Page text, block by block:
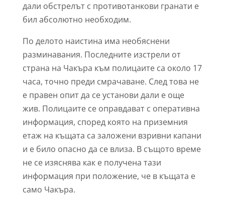
дали обстрелът с противотанкови гранати е
бил абсолютно необходим.
По делото наистина има необяснени
разминавания. Последните изстрели от
страна на Чакъра към полицаите са около 17
часа, точно преди смрачаване. След това не
е правен опит да се установи дали е още
жив. Полицаите се оправдават с оперативна
информация, според която на приземния
етаж на къщата са заложени взривни капани
и е било опасно да се влиза. В същото време
не се изяснява как е получена тази
информация при положение, че в къщата е
само Чакъра.